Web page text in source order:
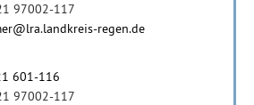
97002-117
regen.de
601-116
97002-117